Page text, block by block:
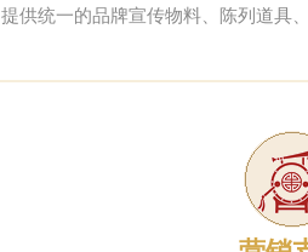
提供统一的品牌宣传物料、陈列道具